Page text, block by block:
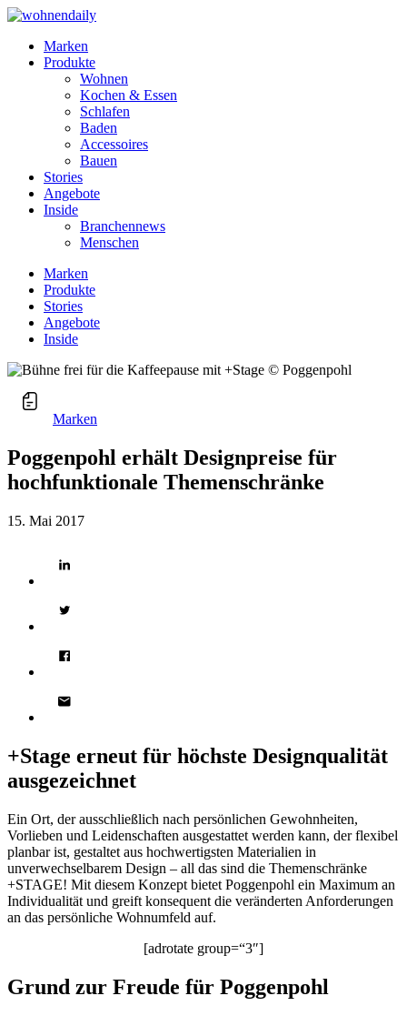
Marken
Produkte
Wohnen
Kochen & Essen
Schlafen
Baden
Accessoires
Bauen
Stories
Angebote
Inside
Branchennews
Menschen
Marken
Produkte
Stories
Angebote
Inside
Marken
Poggenpohl erhält Designpreise für
hochfunktionale Themenschränke
15. Mai 2017
+Stage erneut für höchste Designqualität
ausgezeichnet
Ein Ort, der ausschließlich nach persönlichen Gewohnheiten,
Vorlieben und Leidenschaften ausgestattet werden kann, der flexibel
planbar ist, gestaltet aus hochwertigsten Materialien in
unverwechselbarem Design – all das sind die Themenschränke
+STAGE! Mit diesem Konzept bietet Poggenpohl ein Maximum an
Individualität und greift konsequent die veränderten Anforderungen
an das persönliche Wohnumfeld auf.
[adrotate group=“3″]
Grund zur Freude für Poggenpohl